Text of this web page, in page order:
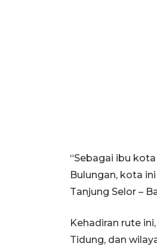
“Sebagai ibu
Bulungan, kota
Tanjung Selor –
Kehadiran rute
Tidung, dan